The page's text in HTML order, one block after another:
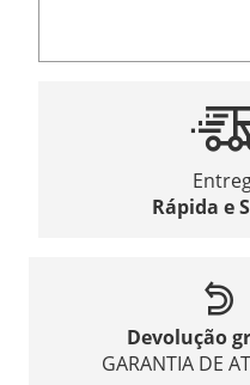
Rápida e
Devolução
GARANTIA DE